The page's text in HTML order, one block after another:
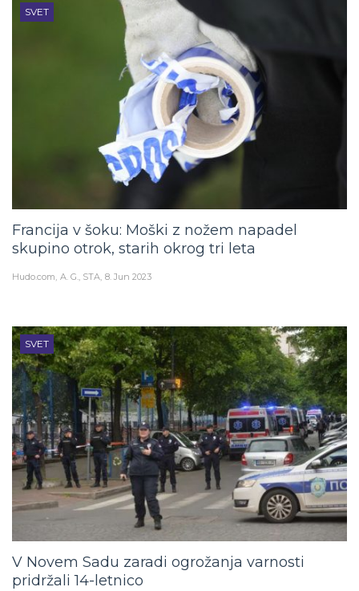
SVET
Francija v šoku: Moški z nožem napadel
skupino otrok, starih okrog tri leta
Hudo.com A. G., STA 8. Jun 2023
SVET
V Novem Sadu zaradi ogrožanja varnosti
pridržali 14-letnico